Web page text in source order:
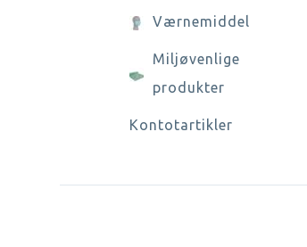
Værnemiddel
Miljøvenlige
produkter
Kontotartikler